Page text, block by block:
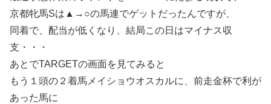
京都牝馬Sは▲→○の馬連でゲットだったんですが、
同着で、配当が低くなり、結局この日はマイナス収
支・・・
あとでTARGETの画面を見てみると
もう１頭の２着馬メイショウオスカルに、前走金杯で利が
あった馬に